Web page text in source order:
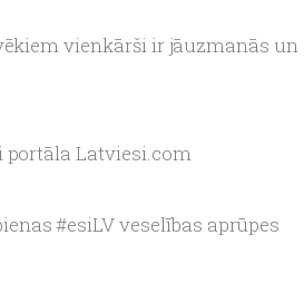
vienkārši ir jāuzmanās un
portāla Latviesi.com
#esiLV veselības aprūpes